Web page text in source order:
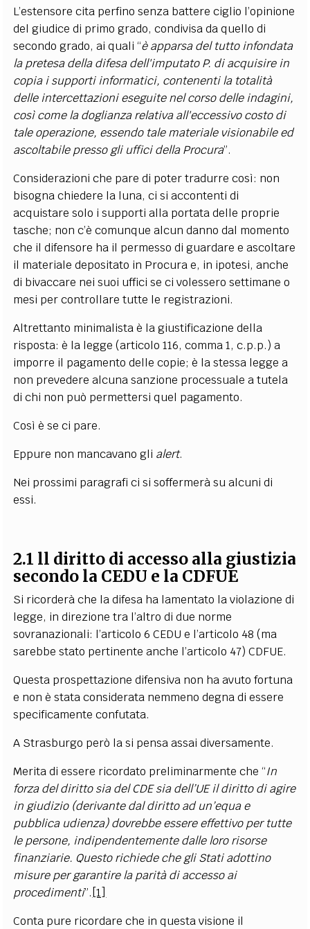
L’estensore cita perfino senza battere ciglio l’opinione
del giudice di primo grado, condivisa da quello di
secondo grado, ai quali “è apparsa del tutto infondata
la pretesa della difesa dell'imputato P. di acquisire in
copia i supporti informatici, contenenti la totalità
delle intercettazioni eseguite nel corso delle indagini,
così come la doglianza relativa all'eccessivo costo di
tale operazione, essendo tale materiale visionabile ed
ascoltabile presso gli uffici della Procura”.
Considerazioni che pare di poter tradurre così: non
bisogna chiedere la luna, ci si accontenti di
acquistare solo i supporti alla portata delle proprie
tasche; non c’è comunque alcun danno dal momento
che il difensore ha il permesso di guardare e ascoltare
il materiale depositato in Procura e, in ipotesi, anche
di bivaccare nei suoi uffici se ci volessero settimane o
mesi per controllare tutte le registrazioni.
Altrettanto minimalista è la giustificazione della
risposta: è la legge (articolo 116, comma 1, c.p.p.) a
imporre il pagamento delle copie; è la stessa legge a
non prevedere alcuna sanzione processuale a tutela
di chi non può permettersi quel pagamento.
Così è se ci pare.
Eppure non mancavano gli alert.
Nei prossimi paragrafi ci si soffermerà su alcuni di
essi.
2.1 ll diritto di accesso alla giustizia
secondo la CEDU e la CDFUE
Si ricorderà che la difesa ha lamentato la violazione di
legge, in direzione tra l’altro di due norme
sovranazionali: l’articolo 6 CEDU e l’articolo 48 (ma
sarebbe stato pertinente anche l’articolo 47) CDFUE.
Questa prospettazione difensiva non ha avuto fortuna
e non è stata considerata nemmeno degna di essere
specificamente confutata.
A Strasburgo però la si pensa assai diversamente.
Merita di essere ricordato preliminarmente che “In
forza del diritto sia del CDE sia dell’UE il diritto di agire
in giudizio (derivante dal diritto ad un’equa e
pubblica udienza) dovrebbe essere effettivo per tutte
le persone, indipendentemente dalle loro risorse
finanziarie. Questo richiede che gli Stati adottino
misure per garantire la parità di accesso ai
procedimenti”. [1]
Conta pure ricordare che in questa visione il